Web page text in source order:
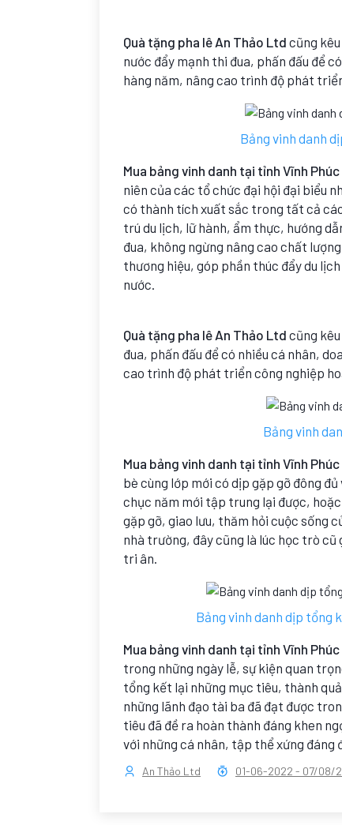
Quà tặng pha lê An Thảo Ltd cũng
nước đẩy mạnh thi đua, phấn đấu để
hàng năm, nâng cao trình độ phát
Bảng vinh danh
Mua bảng vinh danh tại tỉnh Vĩnh
niên của các tổ chức đại hội đại biểu
có thành tích xuất sắc trong tất cả
trú du lịch, lữ hành, ẩm thực, hướng
đua, không ngừng nâng cao chất
thương hiệu, góp phần thúc đẩy du
nước.
Quà tặng pha lê An Thảo Ltd cũng
đua, phấn đấu để có nhiều cá nhân,
cao trình độ phát triển công nghiệp
Bảng vinh
Mua bảng vinh danh tại tỉnh Vĩnh
bè cùng lớp mới có dịp gặp gỡ đông
chục năm mới tập trung lại được,
gặp gỡ, giao lưu, thăm hỏi cuộc sống
nhà trường, đây cũng là lúc học trò cũ
tri ân.
Bảng vinh danh dịp tổng
Mua bảng vinh danh tại tỉnh Vĩnh
trong những ngày lễ, sự kiện quan
tổng kết lại những mục tiêu, thành
những lãnh đạo tài ba đã đạt được
tiêu đã đề ra hoàn thành đáng khen
với những cá nhân, tập thể xứng đáng
An Thảo Ltd 01-06-2022 - 07/08/